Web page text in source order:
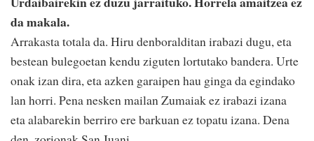
da makala.
Arrakasta totala da. Hiru denboralditan irabazi dugu, eta
bestean bulegoetan kendu ziguten lortutako bandera. Urte
onak izan dira, eta azken garaipen hau ginga da egindako
lan horri. Pena nesken mailan Zumaiak ez irabazi izana
eta alabarekin berriro ere barkuan ez topatu izana. Dena